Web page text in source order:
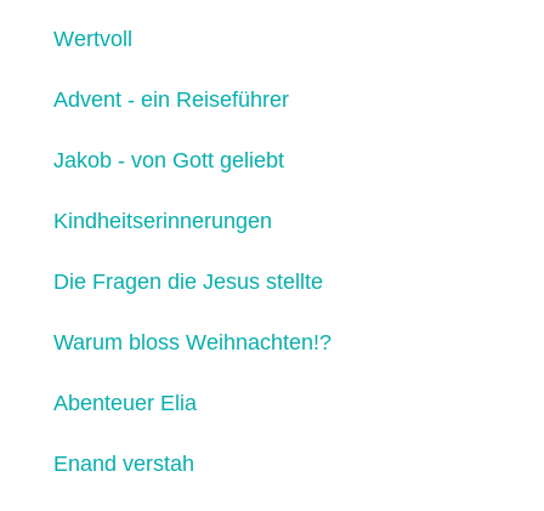
Wertvoll
Advent - ein Reiseführer
Jakob - von Gott geliebt
Kindheitserinnerungen
Die Fragen die Jesus stellte
Warum bloss Weihnachten!?
Abenteuer Elia
Enand verstah